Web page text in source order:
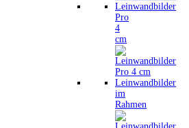
Leinwandbilder
Pro
4
cm
Leinwandbilder
im
Rahmen